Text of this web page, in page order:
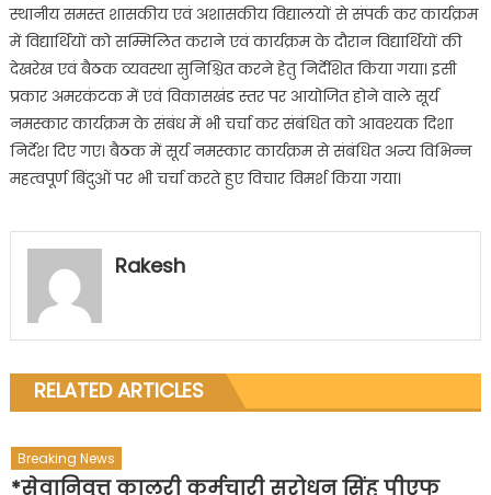
स्थानीय समस्त शासकीय एवं अशासकीय विद्यालयों से संपर्क कर कार्यक्रम
में विद्यार्थियों को सम्मिलित कराने एवं कार्यक्रम के दौरान विद्यार्थियों की
देखरेख एवं बैठक व्यवस्था सुनिश्चित करने हेतु निर्देशित किया गया। इसी
प्रकार अमरकंटक में एवं विकासखंड स्तर पर आयोजित होने वाले सूर्य
नमस्कार कार्यक्रम के संबंध में भी चर्चा कर संबंधित को आवश्यक दिशा
निर्देश दिए गए। बैठक में सूर्य नमस्कार कार्यक्रम से संबंधित अन्य विभिन्न
महत्वपूर्ण बिंदुओं पर भी चर्चा करते हुए विचार विमर्श किया गया।
Rakesh
RELATED ARTICLES
Breaking News
*सेवानिवृत्त कालरी कर्मचारी सरोधन सिंह पीएफ